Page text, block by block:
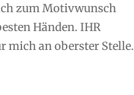
zum Motivwunsch
Händen. IHR
mich an oberster Stelle.